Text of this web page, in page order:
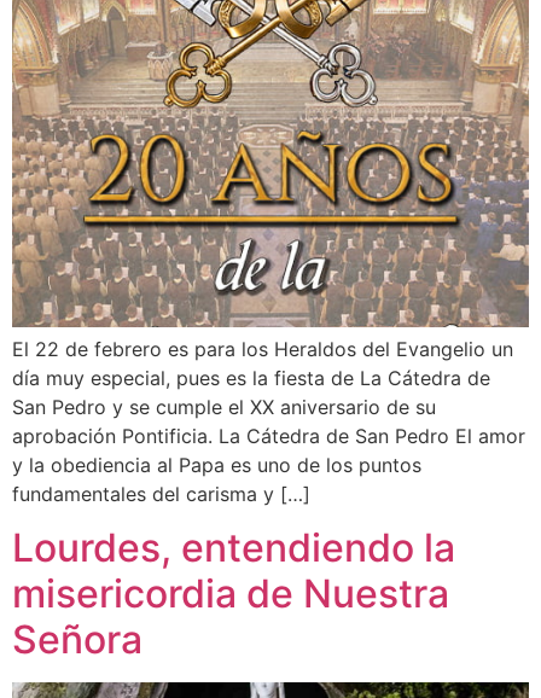
El 22 de febrero es para los Heraldos del Evangelio un
día muy especial, pues es la fiesta de La Cátedra de
San Pedro y se cumple el XX aniversario de su
aprobación Pontificia. La Cátedra de San Pedro El amor
y la obediencia al Papa es uno de los puntos
fundamentales del carisma y […]
Lourdes, entendiendo la
misericordia de Nuestra
Señora